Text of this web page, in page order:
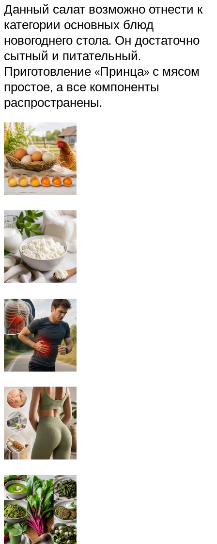
Данный салат возможно отнести к
категории основных блюд
новогоднего стола. Он достаточно
сытный и питательный.
Приготовление «Принца» с мясом
простое, а все компоненты
распространены.